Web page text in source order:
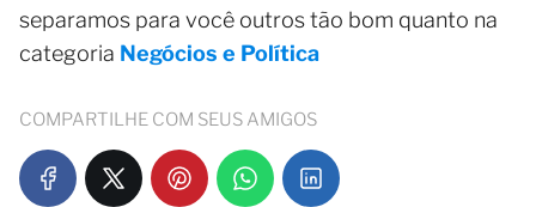
separamos para você outros tão bom quanto na
categoria Negócios e Política
COMPARTILHE COM SEUS AMIGOS